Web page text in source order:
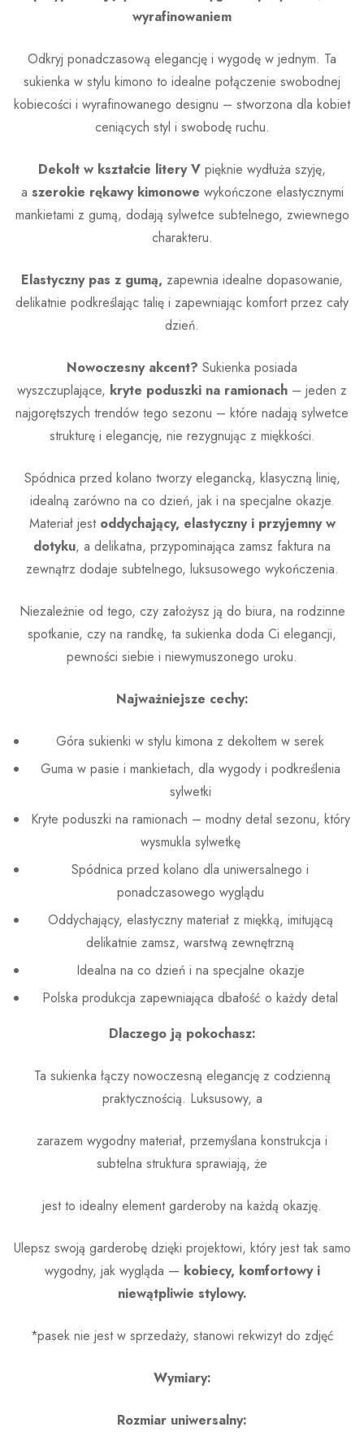
wyrafinowaniem
Odkryj ponadczasową elegancję i wygodę w jednym. Ta
sukienka w stylu kimono to idealne połączenie swobodnej
kobiecości i wyrafinowanego designu – stworzona dla kobiet
ceniących styl i swobodę ruchu.
Dekolt w kształcie litery V pięknie wydłuża szyję,
a szerokie rękawy kimonowe wykończone elastycznymi
mankietami z gumą, dodają sylwetce subtelnego, zwiewnego
charakteru.
Elastyczny pas z gumą, zapewnia idealne dopasowanie,
delikatnie podkreślając talię i zapewniając komfort przez cały
dzień.
Nowoczesny akcent? Sukienka posiada
wyszczuplające, kryte poduszki na ramionach – jeden z
najgorętszych trendów tego sezonu – które nadają sylwetce
strukturę i elegancję, nie rezygnując z miękkości.
Spódnica przed kolano tworzy elegancką, klasyczną linię,
idealną zarówno na co dzień, jak i na specjalne okazje.
Materiał jest oddychający, elastyczny i przyjemny w
dotyku, a delikatna, przypominająca zamsz faktura na
zewnątrz dodaje subtelnego, luksusowego wykończenia.
Niezależnie od tego, czy założysz ją do biura, na rodzinne
spotkanie, czy na randkę, ta sukienka doda Ci elegancji,
pewności siebie i niewymuszonego uroku.
Najważniejsze cechy:
Góra sukienki w stylu kimona z dekoltem w serek
Guma w pasie i mankietach, dla wygody i podkreślenia
sylwetki
Kryte poduszki na ramionach – modny detal sezonu, który
wysmukla sylwetkę
Spódnica przed kolano dla uniwersalnego i
ponadczasowego wyglądu
Oddychający, elastyczny materiał z miękką, imitującą
delikatnie zamsz, warstwą zewnętrzną
Idealna na co dzień i na specjalne okazje
Polska produkcja zapewniająca dbałość o każdy detal
Dlaczego ją pokochasz:
Ta sukienka łączy nowoczesną elegancję z codzienną
praktycznością. Luksusowy, a
zarazem wygodny materiał, przemyślana konstrukcja i
subtelna struktura sprawiają, że
jest to idealny element garderoby na każdą okazję.
Ulepsz swoją garderobę dzięki projektowi, który jest tak samo
wygodny, jak wygląda — kobiecy, komfortowy i
niewątpliwie stylowy.
*pasek nie jest w sprzedaży, stanowi rekwizyt do zdjęć
Wymiary:
Rozmiar uniwersalny: